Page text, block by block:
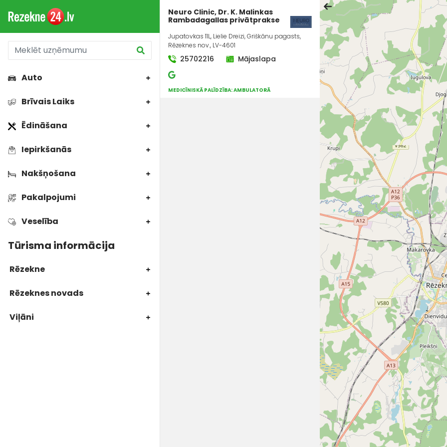
Auto
Brīvais Laiks
Ēdināšana
Iepirkšanās
Nakšņošana
Pakalpojumi
Veselība
Tūrisma informācija
Rēzekne
Rēzeknes novads
Viļāni
Neuro Clinic, Dr. K. Malinkas
Rambadagallas privātprakse
Jupatovkas 11L, Lielie Dreizi, Griškānu pagasts,
Rēzeknes nov., LV-4601
25702216 Mājaslapa
MEDICĪNISKĀ PALĪDZĪBA: AMBULATORĀ